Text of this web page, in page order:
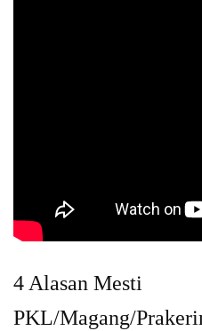
4 Alasan Mesti
PKL/Magang/